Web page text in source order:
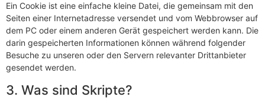
Ein Cookie ist eine einfache kleine Datei, die gemeinsam mit den
Seiten einer Internetadresse versendet und vom Webbrowser auf
dem PC oder einem anderen Gerät gespeichert werden kann. Die
darin gespeicherten Informationen können während folgender
Besuche zu unseren oder den Servern relevanter Drittanbieter
gesendet werden.
3. Was sind Skripte?